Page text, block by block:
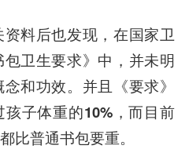
料后也发现，在国家卫
卫生要求》中，并未明
和功效。并且《要求》
子体重的10%，而目前
比普通书包要重。